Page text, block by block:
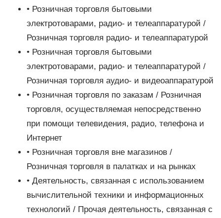
• Розничная торговля бытовыми
электротоварами, радио- и телеаппаратурой /
Розничная торговля радио- и телеаппаратурой
• Розничная торговля бытовыми
электротоварами, радио- и телеаппаратурой /
Розничная торговля аудио- и видеоаппаратурой
• Розничная торговля по заказам / Розничная
торговля, осуществляемая непосредственно
при помощи телевидения, радио, телефона и
Интернет
• Розничная торговля вне магазинов /
Розничная торговля в палатках и на рынках
• Деятельность, связанная с использованием
вычислительной техники и информационных
технологий / Прочая деятельность, связанная с